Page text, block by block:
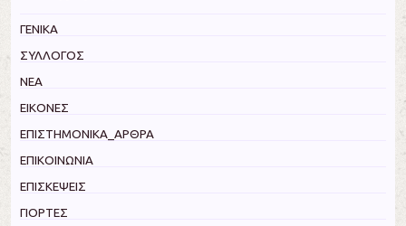
ΓΕΝΙΚΑ
ΣΥΛΛΟΓΟΣ
ΝΕΑ
ΕΙΚΟΝΕΣ
ΕΠΙΣΤΗΜΟΝΙΚΑ_ΑΡΘΡΑ
ΕΠΙΚΟΙΝΩΝΙΑ
ΕΠΙΣΚΕΨΕΙΣ
ΓΙΟΡΤΕΣ